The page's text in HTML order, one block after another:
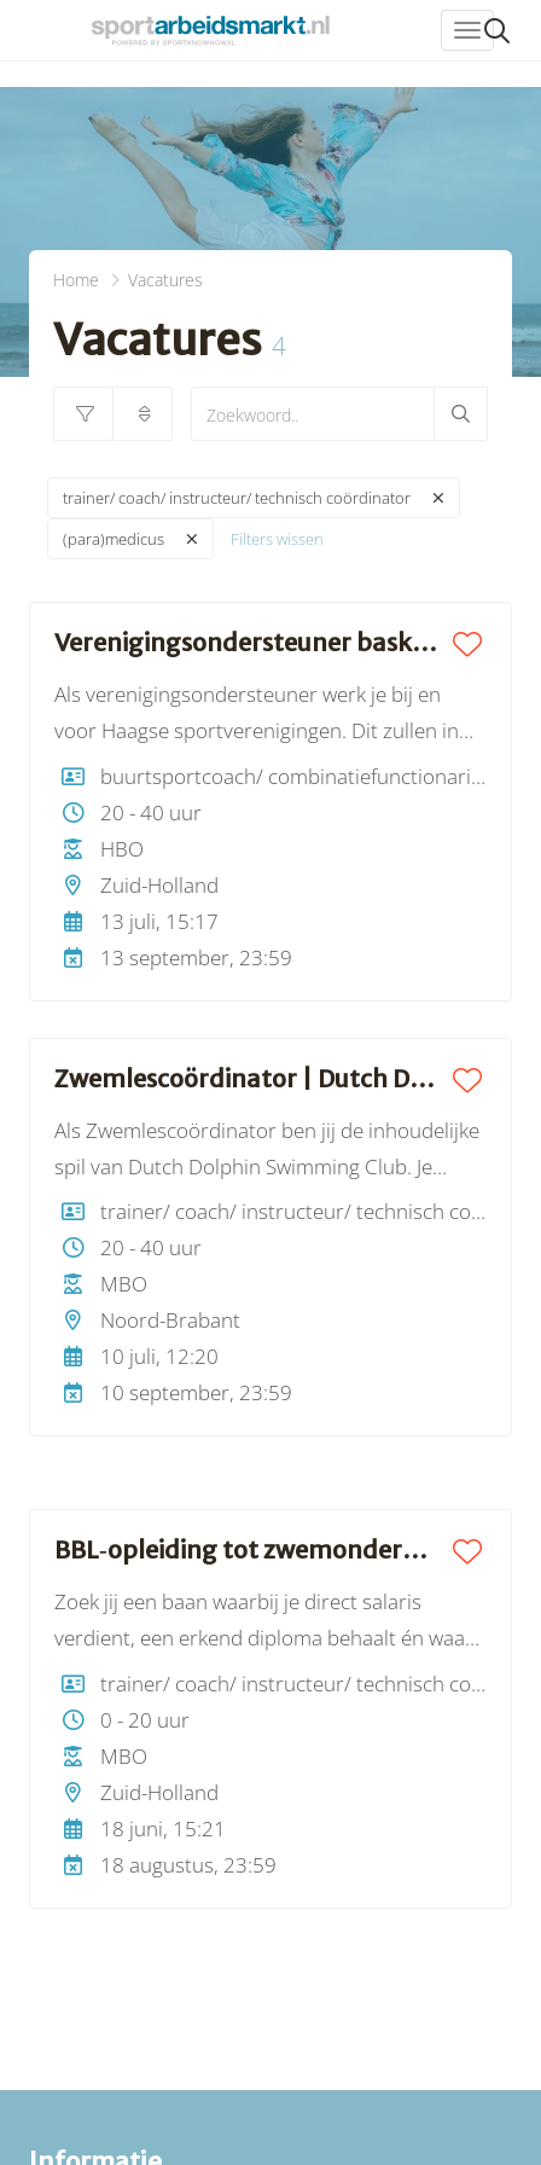
Home Vacatures
Vacatures 4
trainer/ coach/ instructeur/ technisch coördinator
(para)medicus
Filters wissen
Verenigingsondersteuner basketbal | WSDH
Als verenigingsondersteuner werk je bij en
voor Haagse sportverenigingen. Dit zullen in
ieder geval basketbalverenigingen zijn, maar
ook andere sportverenigingen behoren tot de
mogelijkheid. Doel van de functie is dat jij de
clubs ondersteunt en daarmee versterkt op
het gebied van een aantal thema’s, namelijk:
kaderontwikkeling (ontwikkeling van trainers),
de thema’s v
buurtsportcoach/ combinatiefunctionaris, trainer/ coach/ instructeur/ technisch coördinator
20 - 40 uur
HBO
Zuid-Holland
13 juli, 15:17
13 september, 23:59
Zwemlescoördinator | Dutch Dolphin Swimming Club
Als Zwemlescoördinator ben jij de inhoudelijke
spil van Dutch Dolphin Swimming Club. Je
coördineert de zwemlessen, bent het eerste
aanspreekpunt voor instructeurs en bewaakt
de kwaliteit van onze lessen.
trainer/ coach/ instructeur/ technisch coördinator
20 - 40 uur
MBO
Noord-Brabant
10 juli, 12:20
10 september, 23:59
BBL‑opleiding tot zwemonderwijzer | Sportbedrijf Rotterdam
Zoek jij een baan waarbij je direct salaris
verdient, een erkend diploma behaalt én waar
je na afronding zeker bent van werk? Dan is dit
jouw kans.
trainer/ coach/ instructeur/ technisch coördinator
0 - 20 uur
MBO
Zuid-Holland
18 juni, 15:21
18 augustus, 23:59